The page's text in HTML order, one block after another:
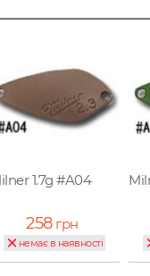
1.7g #A04
258грн
немає в наявності